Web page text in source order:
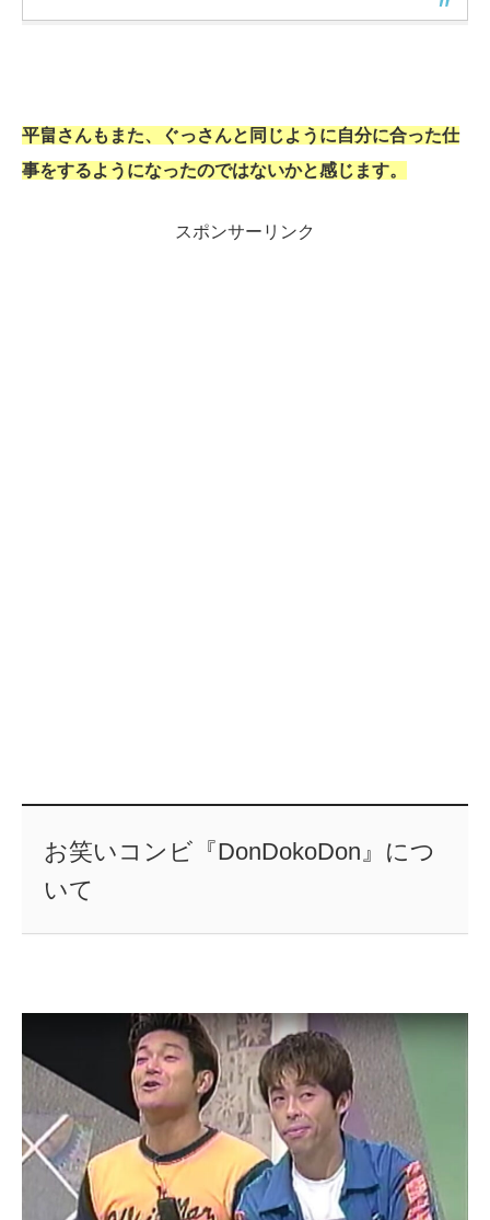
平畠さんもまた、ぐっさんと同じように自分に合った仕
事をするようになったのではないかと感じます。
スポンサーリンク
お笑いコンビ『DonDokoDon』につ
いて